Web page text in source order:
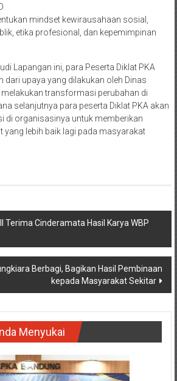
mindset kewirausahaan sosial,
etika profesional, dan kepemimpinan
Lapangan ini, para Peserta Diklat PKA
dari upaya yang dilakukan oleh Dinas
transformasi perubahan di
selanjutnya para peserta Diklat PKA akan
di organisasinya untuk memberikan
yang lebih baik lagi pada masyarakat
Terima Cinderamata Hasil Karya WBP
Berbagi, Bagikan Hasil Pembinaan
kepada Masyarakat Sekitar
Menyukai